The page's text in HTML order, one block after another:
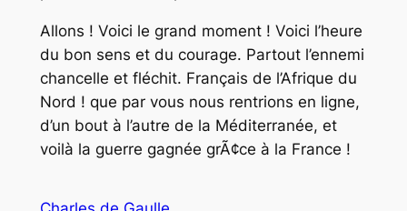
Allons ! Voici le grand moment ! Voici l’heure
du bon sens et du courage. Partout l’ennemi
chancelle et fléchit. Français de l’Afrique du
Nord ! que par vous nous rentrions en ligne,
d’un bout à l’autre de la Méditerranée, et
voilà la guerre gagnée grÃ¢ce à la France !